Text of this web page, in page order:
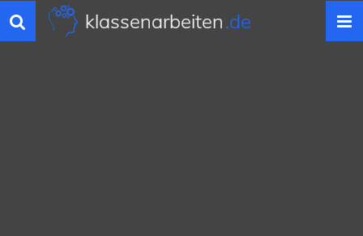
Toggle
navigation
klassenarbeiten.de